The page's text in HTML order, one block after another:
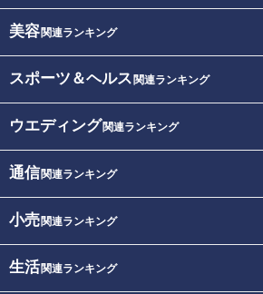
美容関連ランキング
スポーツ＆ヘルス 関連ランキング
ウエディング関連ランキング
通信関連ランキング
小売関連ランキング
生活関連ランキング